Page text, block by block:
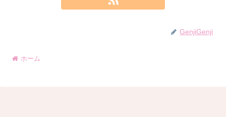
GenjiGenji
ホーム